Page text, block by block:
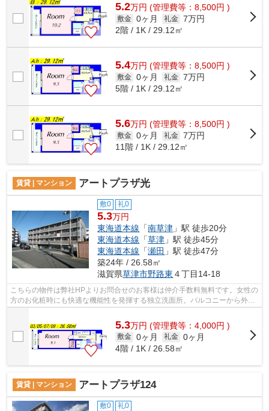
5.2万円 (管理費等：8,500円 )
敷金 0ヶ月 礼金 7万円
2階 / 1K / 29.12㎡
5.4万円 (管理費等：8,500円 )
敷金 0ヶ月 礼金 7万円
5階 / 1K / 29.12㎡
5.6万円 (管理費等：8,500円 )
敷金 0ヶ月 礼金 7万円
11階 / 1K / 29.12㎡
賃貸 | マンション アートプラザ光
敷0 礼0
5.3万円
東海道本線 「南草津 」駅 徒歩20分
東海道本線 「草津 」駅 徒歩45分
東海道本線 「瀬田 」駅 徒歩47分
築24年 / 26.58㎡
滋賀県草津市野路東 ４丁目14-18
こちらの物件は弊社HPよりお問合せのお客様は仲介手数料無料です。女性の
方のお化粧時にも快適な機能性を発揮する独立洗面所。バルコニーから外を
5.3万円 (管理費等：4,000円 )
敷金 0ヶ月 礼金 0ヶ月
4階 / 1K / 26.58㎡
賃貸 | マンション アートプラザ124
敷0 礼0